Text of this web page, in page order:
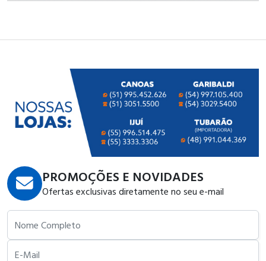
PROMOÇÕES E NOVIDADES
Ofertas exclusivas diretamente no seu e-mail
Nome Completo
E-Mail